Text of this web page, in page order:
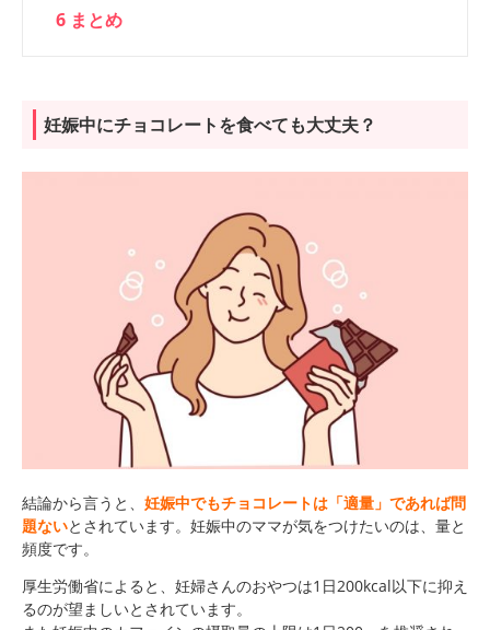
6 まとめ
妊娠中にチョコレートを食べても大丈夫？
結論から言うと、 妊娠中でもチョコレートは「適量」であれば問
題ないとされています。妊娠中のママが気をつけたいのは、量と
頻度です。
厚生労働省によると、妊婦さんのおやつは1日200kcal以下に抑え
るのが望ましいとされています。